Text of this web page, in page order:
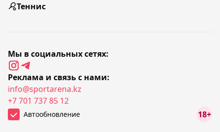
Теннис
Мы в социальных сетях:
Реклама и связь с нами:
info@sportarena.kz
+7 701 737 85 12
Автообновление 18+